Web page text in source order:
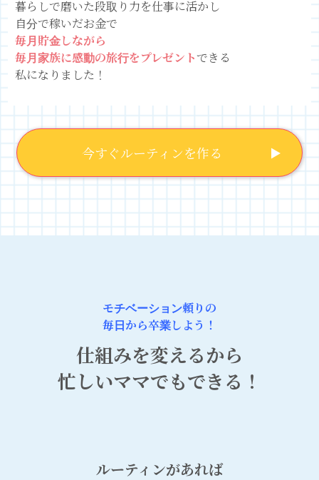
暮らしで磨いた段取り力を仕事に活かし
自分で稼いだお金で
毎月 貯金しながら
毎月家族に感動の旅行を プレゼント できる
私になりました！
今すぐルーティンを作る
モチベーション頼りの
毎日から卒業しよう！
仕組みを変えるから
忙しいママでもできる！
ルーティンがあれば